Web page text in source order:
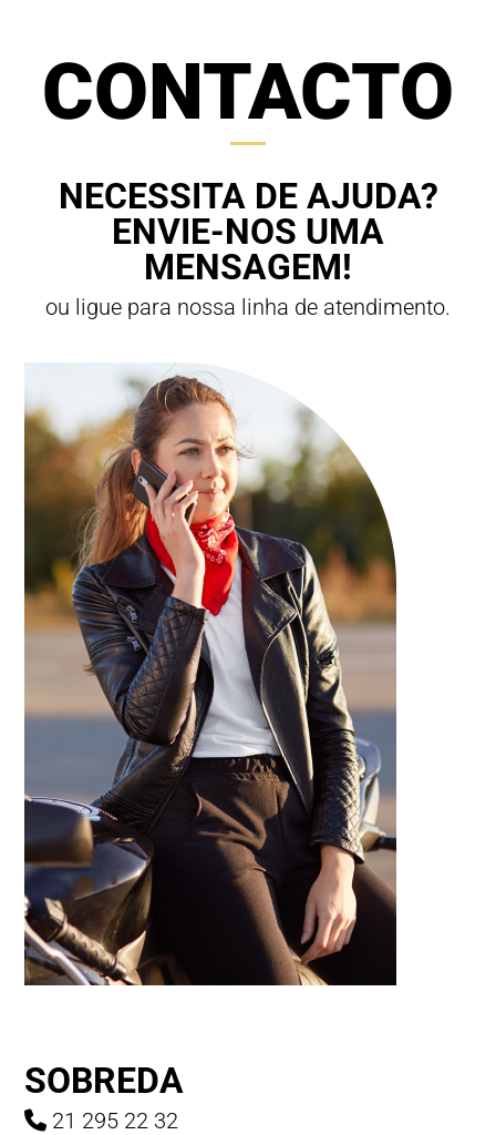
CONTACTO
NECESSITA DE AJUDA?
ENVIE-NOS UMA
MENSAGEM!
ou ligue para nossa linha de atendimento.
SOBREDA
21 295 22 32